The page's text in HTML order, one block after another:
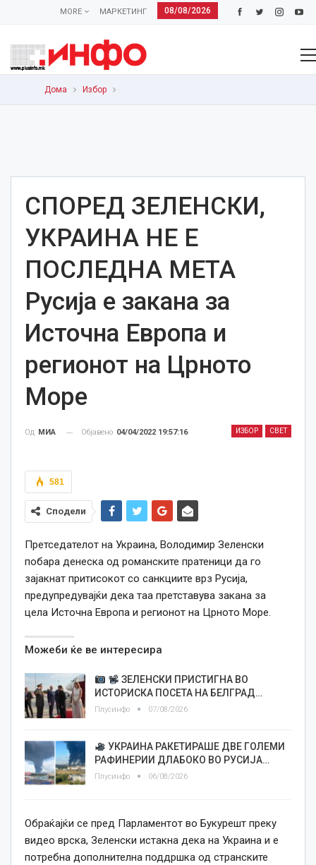
08/08/2026
МАРКЕТИНГ
MORE
Дома Избор
СПОРЕД ЗЕЛЕНСКИ,
УКРАИНА НЕ Е
ПОСЛЕДНА МЕТА
Русија е закана за
Источна Европа и
регионот на Црното
Море
ИЗБОР СВЕТ
Од МИА Објавено 04/04/2022 19:57:16
581
Сподели
Претседателот на Украина, Володимир Зеленски
побара денеска од романските пратеници да го
зајакнат притисокот со санкциите врз Русија,
предупредувајќи дека таа претставува закана за
цела Источна Европа и регионот на Црното Море.
Можеби ќе ве интересира
ЗЕЛЕНСКИ ПРИСТИГНА ВО
ИСТОРИСКА ПОСЕТА НА БЕЛГРАД…
Плусинфо 07/08/2026
УКРАИНА РАКЕТИРАШЕ ДВЕ ГОЛЕМИ
РАФИНЕРИИ ДЛАБОКО ВО РУСИЈА…
Плусинфо 06/08/2026
Обраќајќи се пред Парламентот во Букурешт преку
видео врска, Зеленски истакна дека на Украина и е
потребна дополнителна поддршка од странските